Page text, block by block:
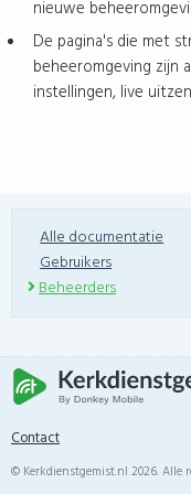
nieuwe
De pagina's die met
beheeromgeving zijn
instellingen, live
Alle documentatie
Gebruikers
Beheerders
Contact
© Kerkdienstgemist.nl 2026. Alle